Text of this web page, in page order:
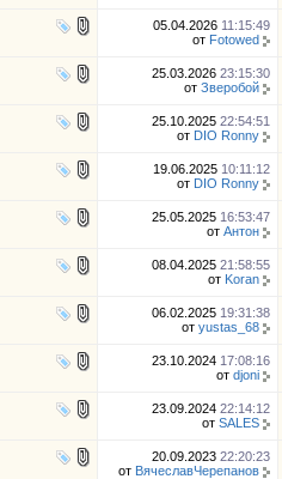
05.04.2026 11:15:49
от Fotowed
25.03.2026 23:15:30
от Зверобой
25.10.2025 22:54:51
от DIO Ronny
19.06.2025 10:11:12
от DIO Ronny
25.05.2025 16:53:47
от Антон
08.04.2025 21:58:55
от Koran
06.02.2025 19:31:38
от yustas_68
23.10.2024 17:08:16
от djoni
23.09.2024 22:14:12
от SALES
20.09.2023 22:20:23
от ВячеславЧерепанов